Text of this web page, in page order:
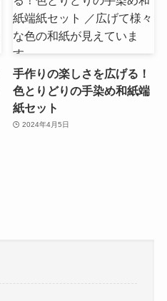
手作りの楽しさを広げる！
色とりどりの手染め和紙端
紙セット
2024年4月5日